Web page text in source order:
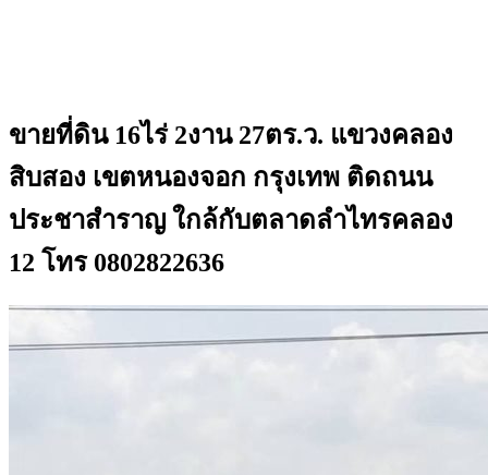
ขายที่ดิน 16ไร่ 2งาน 27ตร.ว. แขวงคลอง
สิบสอง เขตหนองจอก กรุงเทพ ติดถนน
ประชาสำราญ ใกล้กับตลาดลำไทรคลอง
12 โทร 0802822636